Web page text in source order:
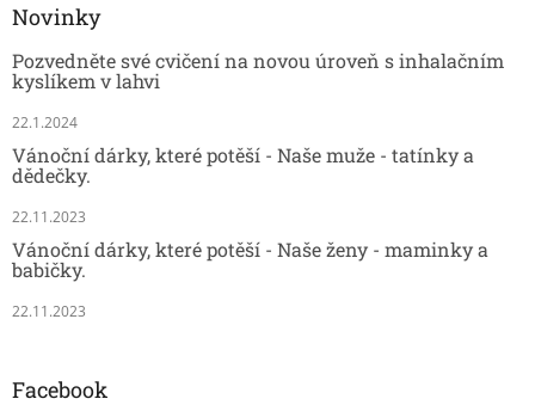
Novinky
Pozvedněte své cvičení na novou úroveň s inhalačním
kyslíkem v lahvi
22.1.2024
Vánoční dárky, které potěší - Naše muže - tatínky a
dědečky.
22.11.2023
Vánoční dárky, které potěší - Naše ženy - maminky a
babičky.
22.11.2023
Facebook